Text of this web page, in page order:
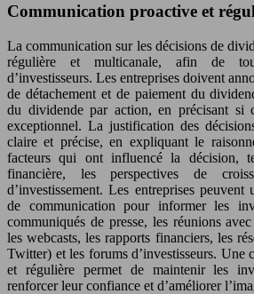
Communication proactive et
La communication sur les décisions de
régulière et multicanale, afin de
d’investisseurs. Les entreprises doivent
de détachement et de paiement du
du dividende par action, en précisant si
exceptionnel. La justification des
claire et précise, en expliquant le
facteurs qui ont influencé la décision,
financière, les perspectives de
d’investissement. Les entreprises
de communication pour informer les
communiqués de presse, les réunions
les webcasts, les rapports financiers, les
Twitter) et les forums d’investisseurs. Une
et régulière permet de maintenir les
renforcer leur confiance et d’améliorer